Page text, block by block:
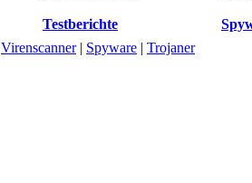
Testberichte
Virenscanner| Spyware | Trojaner